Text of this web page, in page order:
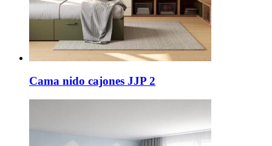
Cama nido cajones JJP 2